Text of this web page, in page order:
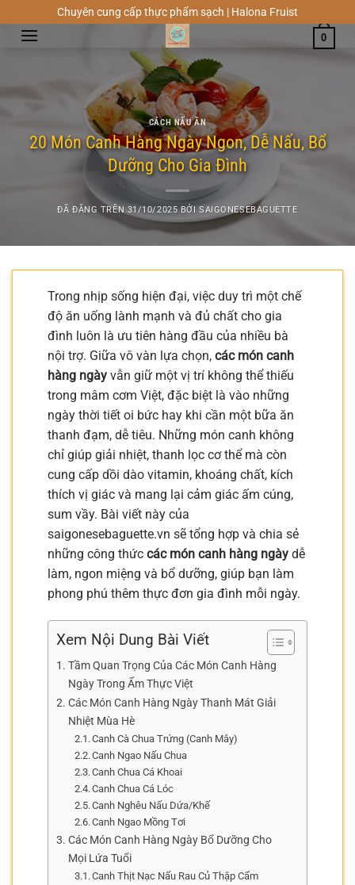
đến
Chuyên cung cấp thực phẩm sạch | Halona Fruist
0
CÁCH NẤU ĂN
20 Món Canh Hàng Ngày Ngon, Dễ Nấu, Bổ
Dưỡng Cho Gia Đình
ĐÃ ĐĂNG TRÊN 31/10/2025 BỞISAIGONESEBAGUETTE
Trong nhịp sống hiện đại, việc duy trì một chế
độ ăn uống lành mạnh và đủ chất cho gia
đình luôn là ưu tiên hàng đầu của nhiều bà
nội trợ. Giữa vô vàn lựa chọn, các món canh
hàng ngày vẫn giữ một vị trí không thể thiếu
trong mâm cơm Việt, đặc biệt là vào những
ngày thời tiết oi bức hay khi cần một bữa ăn
thanh đạm, dễ tiêu. Những món canh không
chỉ giúp giải nhiệt, thanh lọc cơ thể mà còn
cung cấp dồi dào vitamin, khoáng chất, kích
thích vị giác và mang lại cảm giác ấm cúng,
sum vầy. Bài viết này của
saigonesebaguette.vn sẽ tổng hợp và chia sẻ
những công thức các món canh hàng ngày dễ
làm, ngon miệng và bổ dưỡng, giúp bạn làm
phong phú thêm thực đơn gia đình mỗi ngày.
Xem Nội Dung Bài Viết
Tầm Quan Trọng Của Các Món Canh Hàng
Ngày Trong Ẩm Thực Việt
Các Món Canh Hàng Ngày Thanh Mát Giải
Nhiệt Mùa Hè
Canh Cà Chua Trứng (Canh Mây)
Canh Ngao Nấu Chua
Canh Chua Cá Khoai
Canh Chua Cá Lóc
Canh Nghêu Nấu Dứa/Khế
Canh Ngao Mồng Tơi
Các Món Canh Hàng Ngày Bổ Dưỡng Cho
Mọi Lứa Tuổi
Canh Thịt Nạc Nấu Rau Củ Thập Cẩm